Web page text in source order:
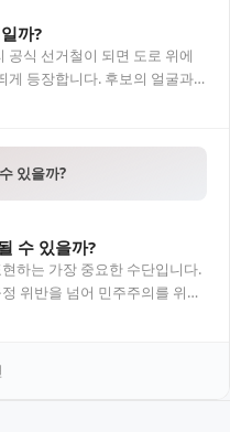
까?
공식 선거철이 되면 도로 위에
게 등장합니다. 후보의 얼굴과
…
있을까?
수 있을까?
하는 가장 중요한 수단입니다.
위반을 넘어 민주주의를 위협
는…